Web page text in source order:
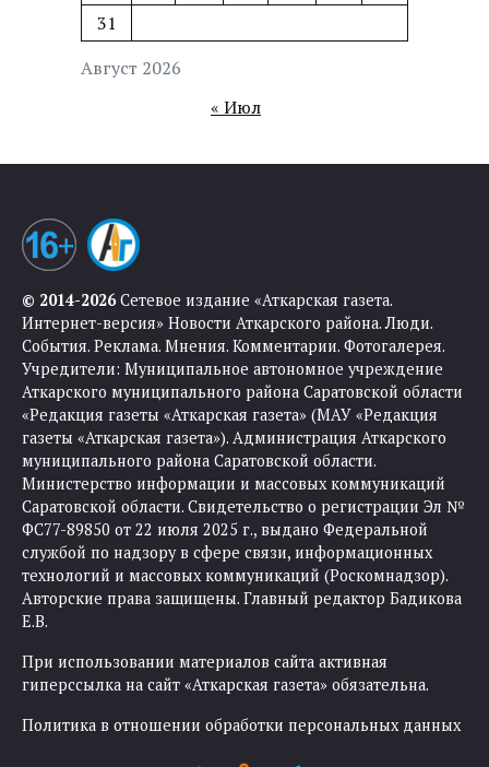
Август 2026
31
« Июл
© 2014-2026Сетевое издание «Аткарская газета.
Интернет-версия» Новости Аткарского района. Люди.
События. Реклама. Мнения. Комментарии. Фотогалерея.
Учредители: Муниципальное автономное учреждение
Аткарского муниципального района Саратовской области
«Редакция газеты «Аткарская газета» (МАУ «Редакция
газеты «Аткарская газета»). Администрация Аткарского
муниципального района Саратовской области.
Министерство информации и массовых коммуникаций
Саратовской области. Свидетельство о регистрации Эл №
ФС77-89850 от 22 июля 2025 г., выдано Федеральной
службой по надзору в сфере связи, информационных
технологий и массовых коммуникаций (Роскомнадзор).
Авторские права защищены. Главный редактор Бадикова
Е.В.
При использовании материалов сайта активная
гиперссылка на сайт «Аткарская газета» обязательна.
Политика в отношении обработки персональных данных